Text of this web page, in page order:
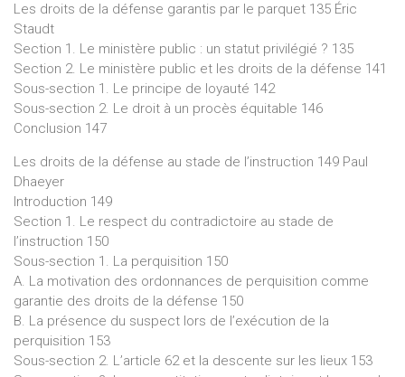
Les droits de la défense garantis par le parquet 135 Éric
Staudt
Section 1. Le ministère public : un statut privilégié ? 135
Section 2. Le ministère public et les droits de la défense 141
Sous-section 1. Le principe de loyauté 142
Sous-section 2. Le droit à un procès équitable 146
Conclusion 147
Les droits de la défense au stade de l’instruction 149 Paul
Dhaeyer
Introduction 149
Section 1. Le respect du contradictoire au stade de
l’instruction 150
Sous-section 1. La perquisition 150
A. La motivation des ordonnances de perquisition comme
garantie des droits de la défense 150
B. La présence du suspect lors de l’exécution de la
perquisition 153
Sous-section 2. L’article 62 et la descente sur les lieux 153